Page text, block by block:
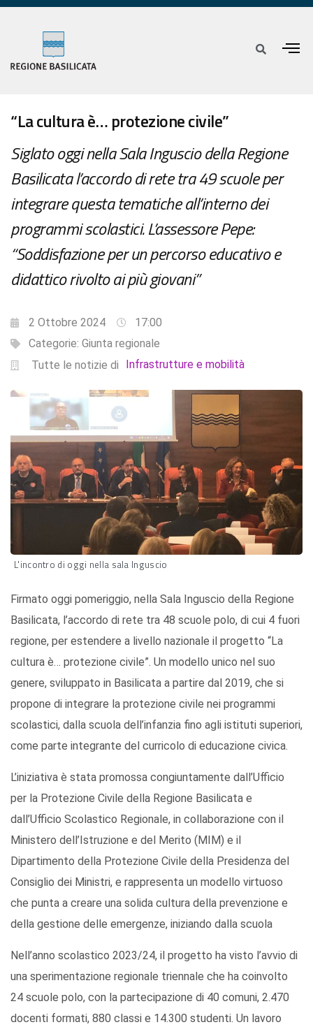
“La cultura è… protezione civile”
Siglato oggi nella Sala Inguscio della Regione
Basilicata l’accordo di rete tra 49 scuole per
integrare questa tematiche all’interno dei
programmi scolastici. L’assessore Pepe:
“Soddisfazione per un percorso educativo e
didattico rivolto ai più giovani”
2 Ottobre 2024
17:00
Categorie: Giunta regionale
Tutte le notizie di
Infrastrutture e mobilità
L'incontro di oggi nella sala Inguscio
Firmato oggi pomeriggio, nella Sala Inguscio della Regione
Basilicata, l’accordo di rete tra 48 scuole polo, di cui 4 fuori
regione, per estendere a livello nazionale il progetto “La
cultura è… protezione civile”. Un modello unico nel suo
genere, sviluppato in Basilicata a partire dal 2019, che si
propone di integrare la protezione civile nei programmi
scolastici, dalla scuola dell’infanzia fino agli istituti superiori,
come parte integrante del curricolo di educazione civica.
L’iniziativa è stata promossa congiuntamente dall’Ufficio
per la Protezione Civile della Regione Basilicata e
dall’Ufficio Scolastico Regionale, in collaborazione con il
Ministero dell’Istruzione e del Merito (MIM) e il
Dipartimento della Protezione Civile della Presidenza del
Consiglio dei Ministri, e rappresenta un modello virtuoso
che punta a creare una solida cultura della prevenzione e
della gestione delle emergenze, iniziando dalla scuola
Nell’anno scolastico 2023/24, il progetto ha visto l’avvio di
una sperimentazione regionale triennale che ha coinvolto
24 scuole polo, con la partecipazione di 40 comuni, 2.470
docenti formati, 880 classi e 14.300 studenti. Un lavoro